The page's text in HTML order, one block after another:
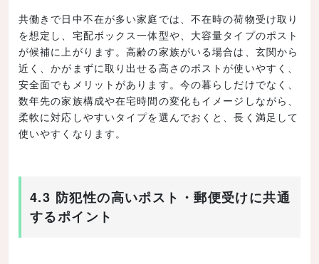
共働きで日中不在が多い家庭では、不在時の荷物受け取り
を想定し、宅配ボックス一体型や、大容量タイプのポスト
が候補に上がります。高齢の家族がいる場合は、玄関から
近く、かがまずに取り出せる高さのポストが使いやすく、
安全面でもメリットがあります。今の暮らしだけでなく、
数年先の家族構成や在宅時間の変化もイメージしながら、
柔軟に対応しやすいタイプを選んでおくと、長く満足して
使いやすくなります。
4.3 防犯性の高いポスト・郵便受けに共通
するポイント